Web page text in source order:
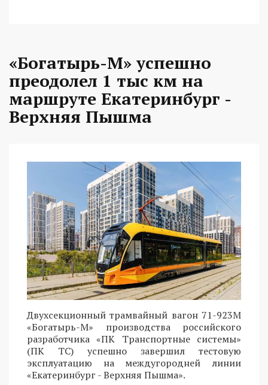
«Богатырь-М» успешно
преодолел 1 тыс км на
маршруте Екатеринбург -
Верхняя Пышма
Двухсекционный трамвайный вагон 71-923М
«Богатырь-М» производства российского
разработчика «ПК Транспортные системы»
(ПК ТС) успешно завершил тестовую
эксплуатацию на междугородней линии
«Екатеринбург - Верхняя Пышма».